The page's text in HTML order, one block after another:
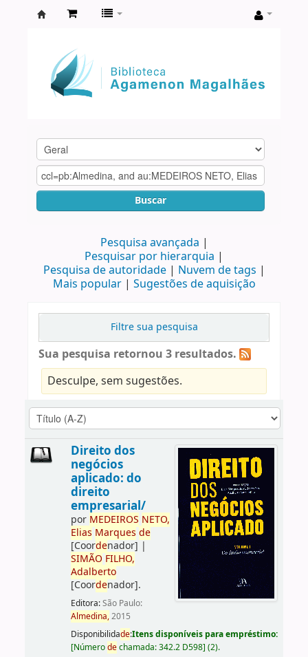
Agamenon
Magalhães
Buscar
Pesquisa avançada
Pesquisar por hierarquia
Pesquisa de autoridade
Nuvem de tags
Mais popular
Sugestões de aquisição
Filtre sua pesquisa
Sua pesquisa retornou 3 resultados.
Desculpe, sem sugestões.
Direito dos
negócios
aplicado: do
direito
empresarial/
por MEDEIROS NETO,
Elias Marques de
[Coordenador] |
SIMÃO FILHO,
Adalberto
[Coordenador].
Editora:São Paulo:
Almedina,2015
Disponibilidade:Itens disponíveis para empréstimo:
[Númerodechamada:342.2 D598] (2).